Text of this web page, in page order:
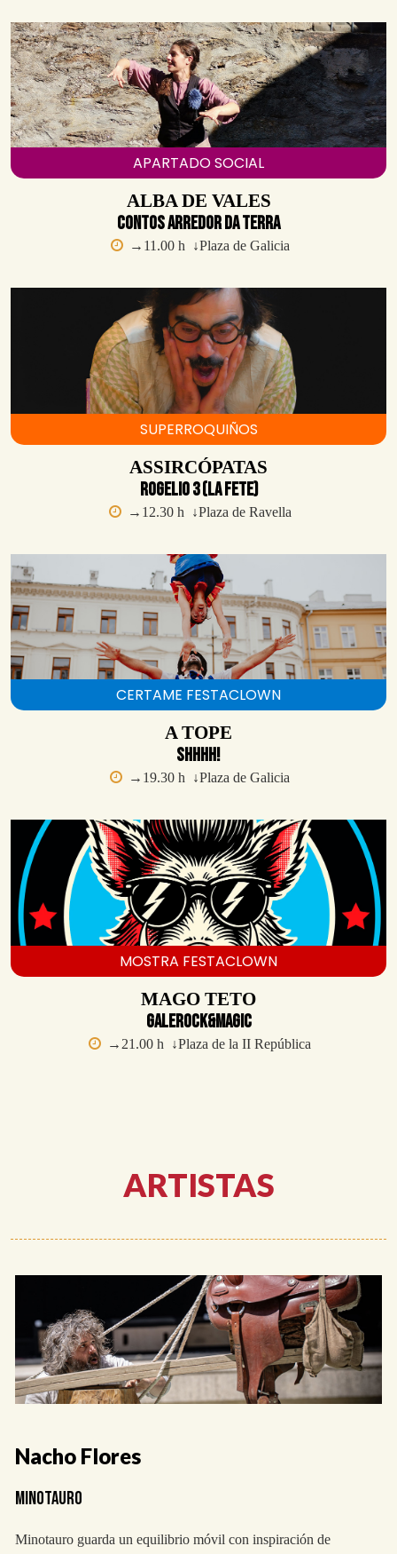
APARTADO SOCIAL
ALBA DE VALES
Contos arredor da terra
→11.00 h ↓Plaza de Galicia
SUPERROQUIÑOS
ASSIRCÓPATAS
Rogelio 3 (La Fete)
→12.30 h ↓Plaza de Ravella
CERTAME FESTACLOWN
A TOPE
Shhhh!
→19.30 h ↓Plaza de Galicia
MOSTRA FESTACLOWN
MAGO TETO
Galerock&Magic
→21.00 h ↓Plaza de la II República
ARTISTAS
Nacho Flores
MINOTAURO
Minotauro guarda un equilibrio móvil con inspiración de